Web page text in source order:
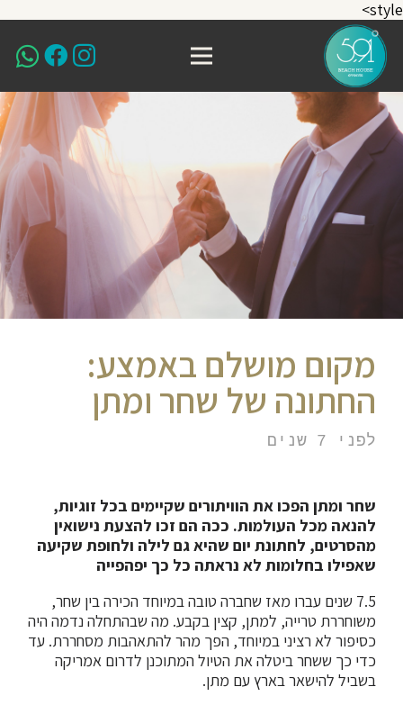
style>
מקום מושלם באמצע:
החתונה של שחר ומתן
לפני 7 שנים
שחר ומתן הפכו את הוויתורים שקיימים בכל זוגיות,
להנאה מכל העולמות. ככה הם זכו להצעת נישואין
מהסרטים, לחתונת יום שהיא גם לילה ולחופת שקיעה
שאפילו בחלומות לא נראתה כל כך יפהפייה
7.5 שנים עברו מאז שחברה טובה במיוחד הכירה בין שחר,
משוחררת טרייה, למתן, קצין בקבע. מה שבהתחלה נדמה היה
כסיפור לא רציני במיוחד, הפך מהר להתאהבות מסחררת. עד
כדי כך ששחר ביטלה את הטיול המתוכנן לדרום אמריקה
בשביל להישאר בארץ עם מתן.